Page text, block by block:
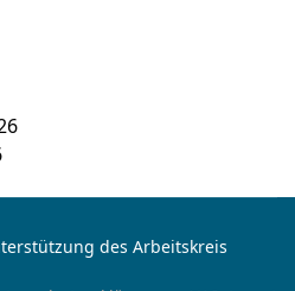
des Arbeitskreis